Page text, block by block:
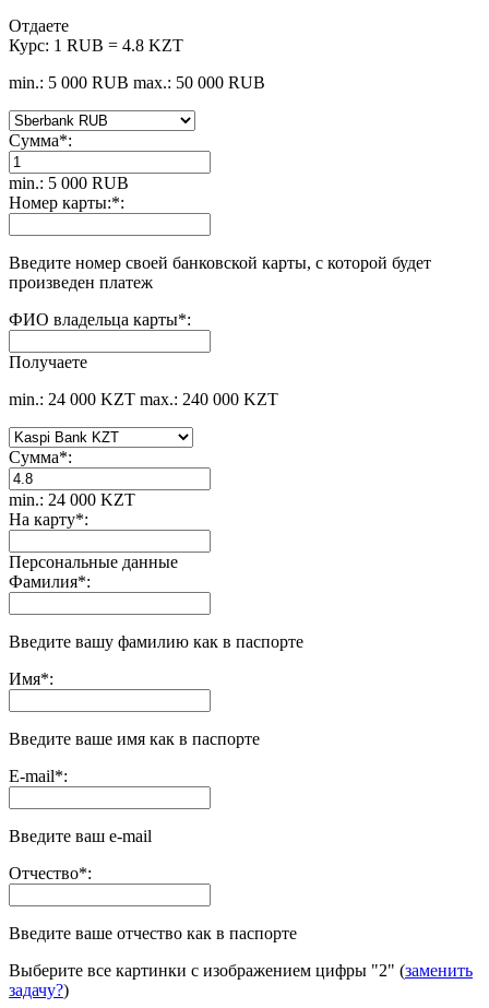
Отдаете
Курс: 1 RUB = 4.8 KZT
min.: 5 000 RUB max.: 50 000 RUB
Сумма*:
min.: 5 000 RUB
Номер карты:*:
Введите номер своей банковской карты, с которой будет
произведен платеж
ФИО владельца карты*:
Получаете
min.: 24 000 KZT max.: 240 000 KZT
Сумма*:
min.: 24 000 KZT
На карту*:
Персональные данные
Фамилия*:
Введите вашу фамилию как в паспорте
Имя*:
Введите ваше имя как в паспорте
E-mail*:
Введите ваш e-mail
Отчество*:
Введите ваше отчество как в паспорте
Выберите все картинки с изображением цифры "2" (заменить
задачу?)